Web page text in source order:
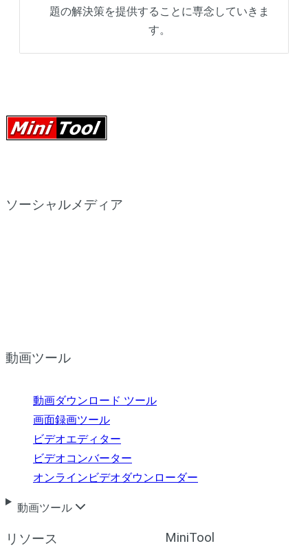
題の解決策を提供することに専念していきま
す。
ソーシャルメディア
動画ツール
動画ダウンロード ツール
画面録画ツール
ビデオエディター
ビデオコンバーター
オンラインビデオダウンローダー
動画ツール
リソース MiniTool